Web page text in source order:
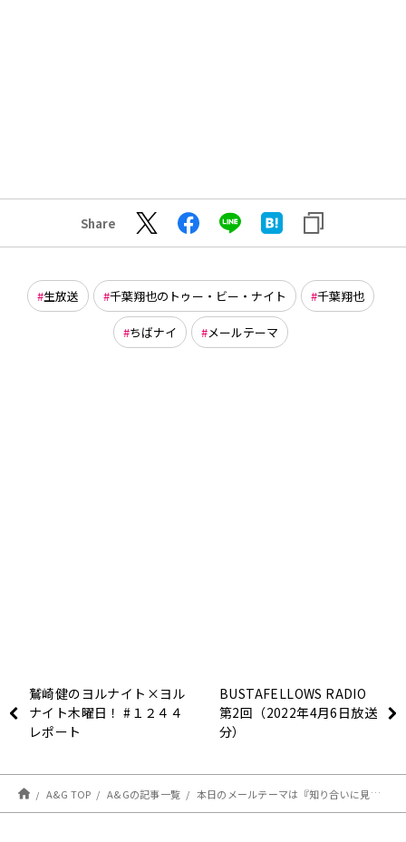
Share
生放送 千葉翔也のトゥー・ビー・ナイト 千葉翔也
ちばナイ メールテーマ
鷲崎健のヨルナイト×ヨル
ナイト木曜日！ #１２４４
レポート
BUSTAFELLOWS RADIO
第2回（2022年4月6日放送
分）
A&G TOP A&Gの記事一覧 本日のメールテーマは『知り合いに見られて聞かれて恥ずかしかった話』金曜24時～超!A&G+にて生放送「千葉翔也のトゥー・ビー・ナイト」